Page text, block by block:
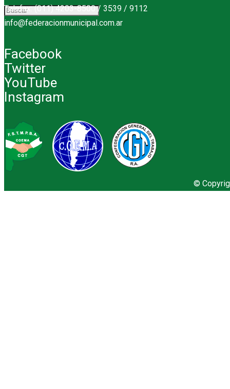
Telefax: (011) 4203-8500 / 3539 / 9112
info@federacionmunicipal.com.ar
Facebook
Twitter
YouTube
Instagram
©